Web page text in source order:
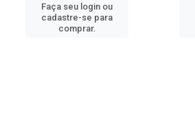
Faça seu login ou
cadastre-se para
comprar.